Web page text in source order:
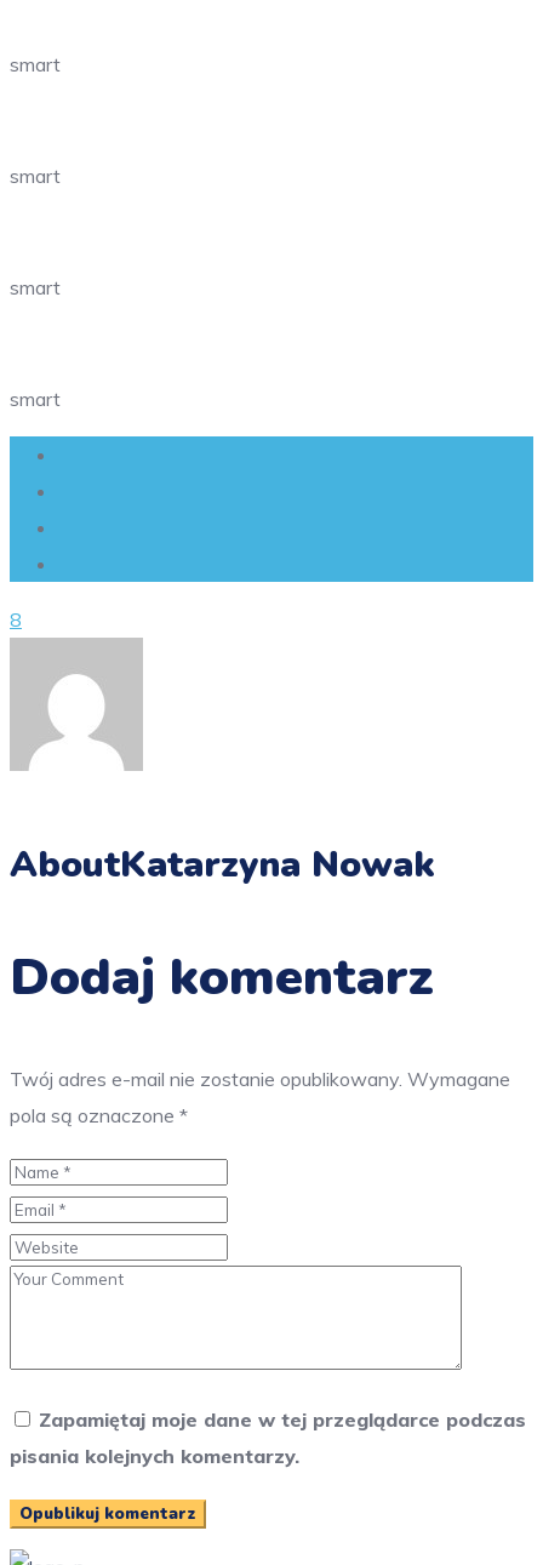
smart
smart
smart
smart
8
AboutKatarzyna Nowak
Dodaj komentarz
Twój adres e-mail nie zostanie opublikowany. Wymagane
pola są oznaczone *
Zapamiętaj moje dane w tej przeglądarce podczas
pisania kolejnych komentarzy.